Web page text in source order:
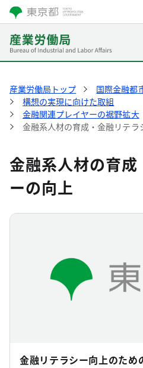
産業労働局トップ
国際金融都
構想の実現に向けた取組
金融関連プレイヤーの裾野拡大
金融系人材の育成・金融リテラ
金融系人材の育
ーの向上
金融リテラシー向上のため